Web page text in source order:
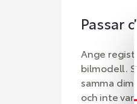
Passar
Ange
bilmodell.
samma
och inte